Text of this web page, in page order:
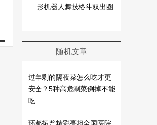
形机器人舞技格斗双出圈
随机文章
过年剩的隔夜菜怎么吃才更
安全？5种高危剩菜倒掉不能
吃
环都拓普精彩亮相全国医院